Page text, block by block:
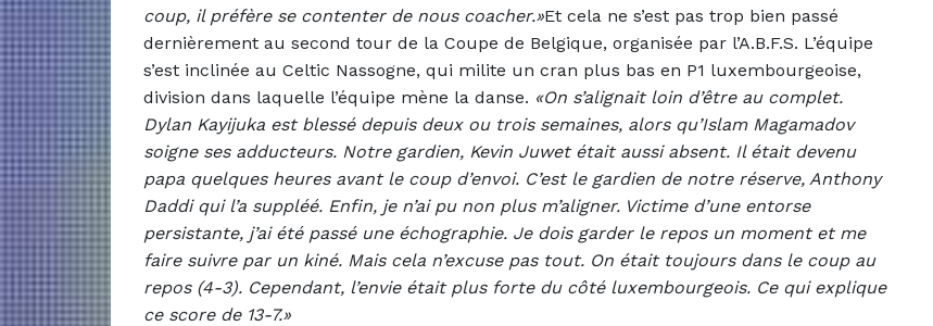
coup, il préfère se contenter de nous coacher.»Et cela ne s’est pas trop bien passé
dernièrement au second tour de la Coupe de Belgique, organisée par l’A.B.F.S. L’équipe
s’est inclinée au Celtic Nassogne, qui milite un cran plus bas en P1 luxembourgeoise,
division dans laquelle l’équipe mène la danse. «On s’alignait loin d’être au complet.
Dylan Kayijuka est blessé depuis deux ou trois semaines, alors qu’Islam Magamadov
soigne ses adducteurs. Notre gardien, Kevin Juwet était aussi absent. Il était devenu
papa quelques heures avant le coup d’envoi. C’est le gardien de notre réserve, Anthony
Daddi qui l’a suppléé. Enfin, je n’ai pu non plus m’aligner. Victime d’une entorse
persistante, j’ai été passé une échographie. Je dois garder le repos un moment et me
faire suivre par un kiné. Mais cela n’excuse pas tout. On était toujours dans le coup au
repos (4-3). Cependant, l’envie était plus forte du côté luxembourgeois. Ce qui explique
ce score de 13-7.»